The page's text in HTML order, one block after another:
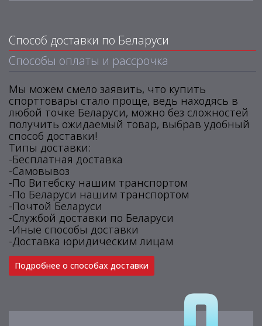
Способ доставки по Беларуси
Способы оплаты и рассрочка
Мы можем смело заявить, что купить
спорттовары стало проще, ведь находясь в
любой точке Беларуси, можно без сложностей
получить ожидаемый товар, выбрав удобный
способ доставки!
Типы доставки:
-Бесплатная доставка
-Самовывоз
-По Витебску нашим транспортом
-По Беларуси нашим транспортом
-Почтой Беларуси
-Службой доставки по Беларуси
-Иные способы доставки
-Доставка юридическим лицам
Подробнее о способах доставки